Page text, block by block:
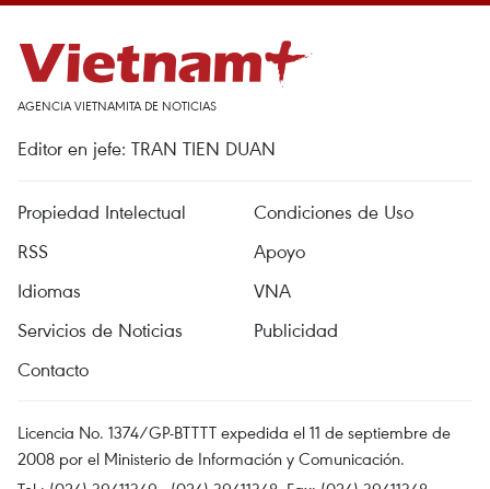
AGENCIA VIETNAMITA DE NOTICIAS
Editor en jefe: TRAN TIEN DUAN
Propiedad Intelectual
Condiciones de Uso
RSS
Apoyo
Idiomas
VNA
Servicios de Noticias
Publicidad
Contacto
Licencia No. 1374/GP-BTTTT expedida el 11 de septiembre de
2008 por el Ministerio de Información y Comunicación.